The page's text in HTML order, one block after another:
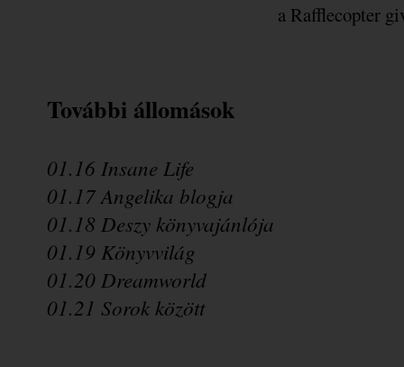
a Rafflecopter
További állomások
01.16 Insane Life
01.17 Angelika blogja
01.18 Deszy könyvajánlója
01.19 Könyvvilág
01.20 Dreamworld
01.21 Sorok között